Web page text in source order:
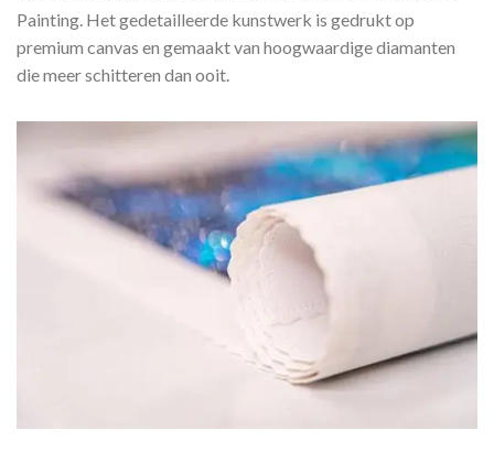
Painting. Het gedetailleerde kunstwerk is gedrukt op
premium canvas en gemaakt van hoogwaardige diamanten
die meer schitteren dan ooit.